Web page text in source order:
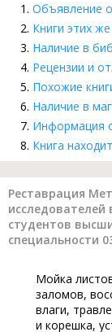
Объявление
Книги этих
Наличие в
Рецензии и
Похожие
Наличие в
Информация
Книга
Реставрация
исследователей
студентов
специальности
Мойка
заломов,
влаги,
и корешка,